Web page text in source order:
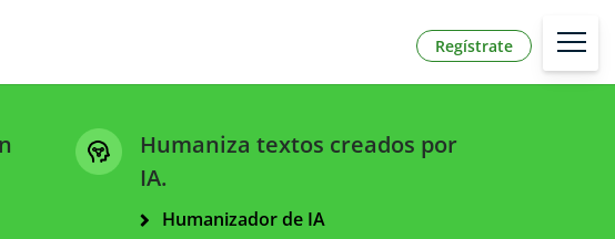
Regístrate
Humaniza textos creados por
IA.
Humanizador de IA